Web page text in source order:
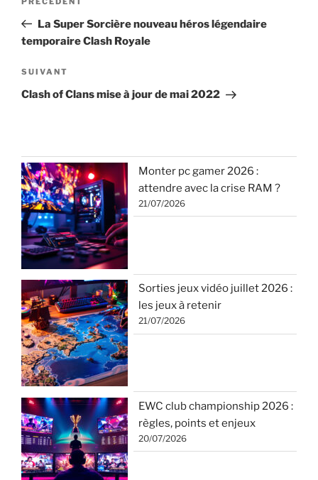
l’article
Article
précédent
La Super Sorcière nouveau héros légendaire
temporaire Clash Royale
Article
suivant
SUIVANT
Clash of Clans mise à jour de mai 2022
Monter pc gamer 2026 :
attendre avec la crise RAM ?
21/07/2026
Sorties jeux vidéo juillet 2026 :
les jeux à retenir
21/07/2026
EWC club championship 2026 :
règles, points et enjeux
20/07/2026